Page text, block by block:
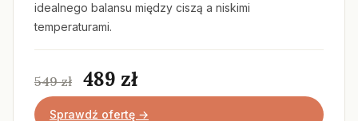
idealnego balansu między ciszą a niskimi
temperaturami.
549 zł 489 zł
Sprawdź ofertę →